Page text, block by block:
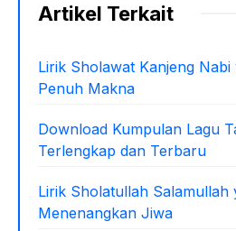
Artikel Terkait
Lirik Sholawat Kanjeng
Penuh Makna
Download Kumpulan Lagu
Terlengkap dan Terbaru
Lirik Sholatullah Salamullah
Menenangkan Jiwa